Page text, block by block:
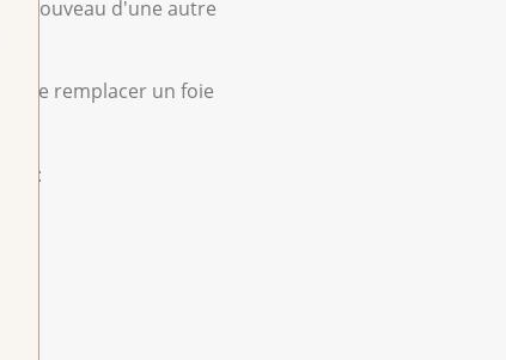
nouveau d'une autre
de remplacer un foie
: